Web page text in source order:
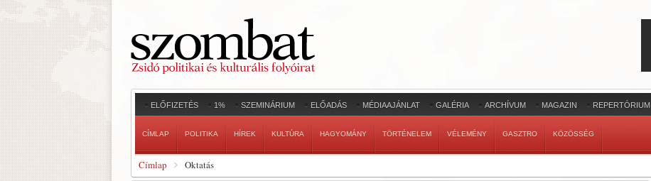
ELŐFIZETÉS 1% SZEMINÁRIUM ELŐADÁS MÉDIAAJÁNLAT GALÉRIA ARCHÍVUM MAGAZIN REPERTÓRIUM
CÍMLAP POLITIKA HÍREK KULTÚRA HAGYOMÁNY TÖRTÉNELEM VÉLEMÉNY GASZTRO KÖZÖSSÉG
Címlap Oktatás